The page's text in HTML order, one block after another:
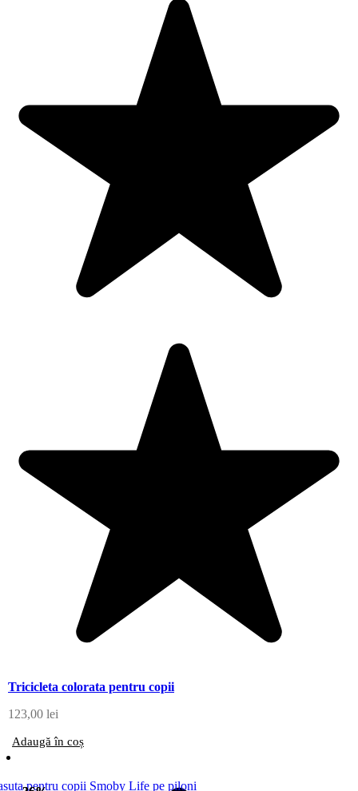
Tricicleta colorata pentru copii
123,00 lei
Adaugă în coș